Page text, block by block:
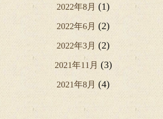
2022年8月 (1)
2022年6月 (2)
2022年3月 (2)
2021年11月 (3)
2021年8月 (4)